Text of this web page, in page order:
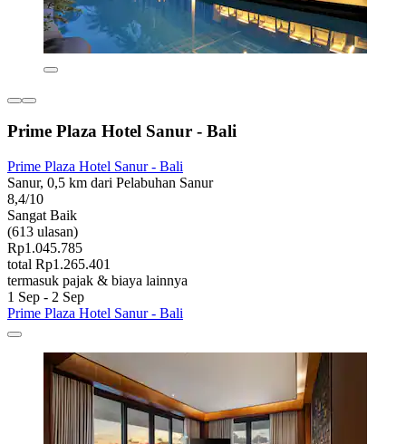
Prime Plaza Hotel Sanur - Bali
Prime Plaza Hotel Sanur - Bali
Sanur, 0,5 km dari Pelabuhan Sanur
8,4/10
Sangat Baik
(613 ulasan)
Rp1.045.785
total Rp1.265.401
termasuk pajak & biaya lainnya
1 Sep - 2 Sep
Prime Plaza Hotel Sanur - Bali